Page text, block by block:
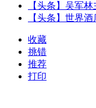
【头条】吴军
【头条】世界
收藏
挑错
推荐
打印